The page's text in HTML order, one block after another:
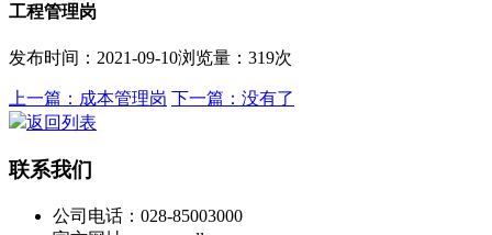
工程管理岗
发布时间：2021-09-10浏览量：319次
上一篇：成本管理岗 下一篇：没有了
返回列表
联系我们
公司电话：028-85003000